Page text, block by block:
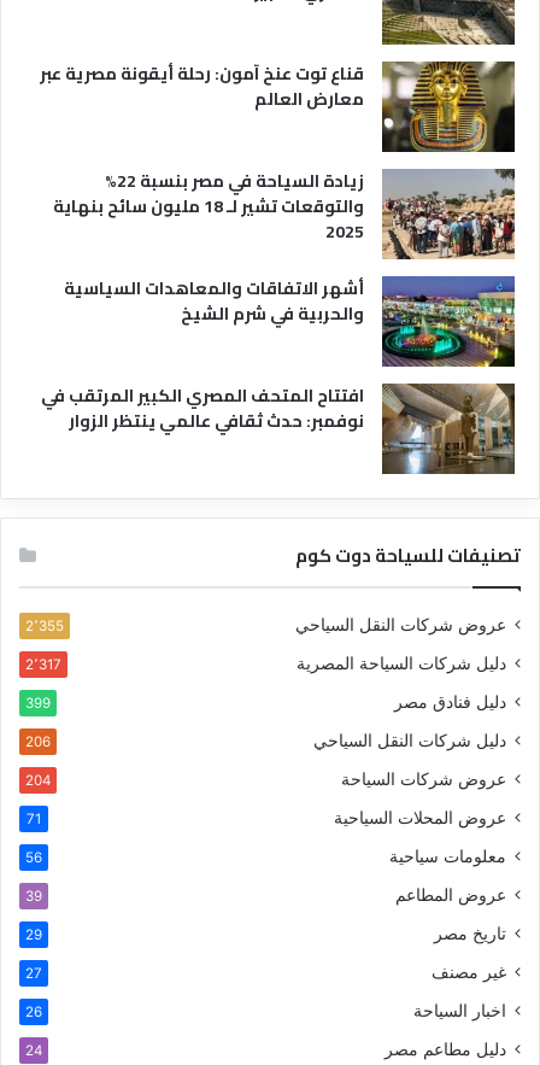
قناع توت عنخ آمون: رحلة أيقونة مصرية عبر
معارض العالم
زيادة السياحة في مصر بنسبة 22%
والتوقعات تشير لـ 18 مليون سائح بنهاية
2025
أشهر الاتفاقات والمعاهدات السياسية
والحربية في شرم الشيخ
افتتاح المتحف المصري الكبير المرتقب في
نوفمبر: حدث ثقافي عالمي ينتظر الزوار
تصنيفات للسياحة دوت كوم
عروض شركات النقل السياحي 2٬355
دليل شركات السياحة المصرية 2٬317
دليل فنادق مصر 399
دليل شركات النقل السياحي 206
عروض شركات السياحة 204
عروض المحلات السياحية 71
معلومات سياحية 56
عروض المطاعم 39
تاريخ مصر 29
غير مصنف 27
اخبار السياحة 26
دليل مطاعم مصر 24